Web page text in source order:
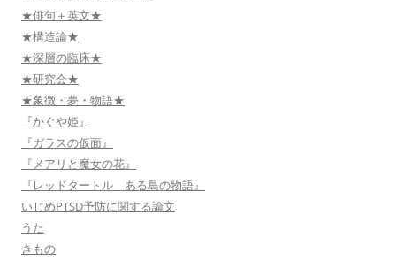
★俳句＋英文★
★構造論★
★深層の臨床★
★研究会★
★象徴・夢・物語★
『かぐや姫』
『ガラスの仮面』
『メアリと魔女の花』
『レッドタートル ある島の物語』
いじめPTSD予防に関する論文
うた
きもの